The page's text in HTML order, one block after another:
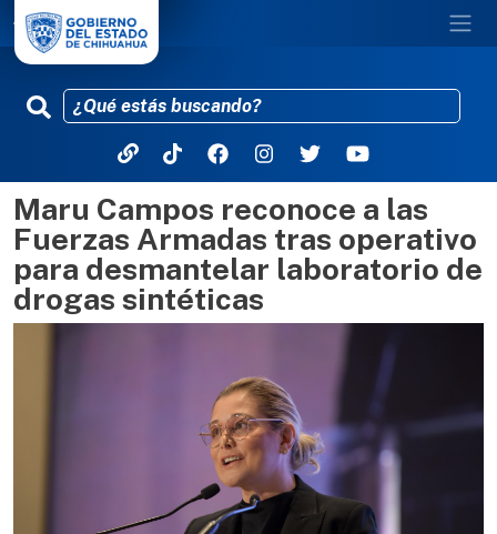
Pasar al contenido principal
Maru Campos reconoce a las
Fuerzas Armadas tras operativo
para desmantelar laboratorio de
drogas sintéticas